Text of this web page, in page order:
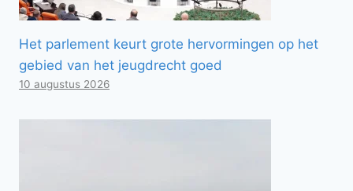
Het parlement keurt grote hervormingen op het
gebied van het jeugdrecht goed
10 augustus 2026